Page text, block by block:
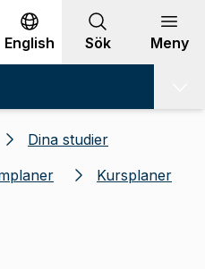
English Sök Meny
Dina studier
Kursplaner